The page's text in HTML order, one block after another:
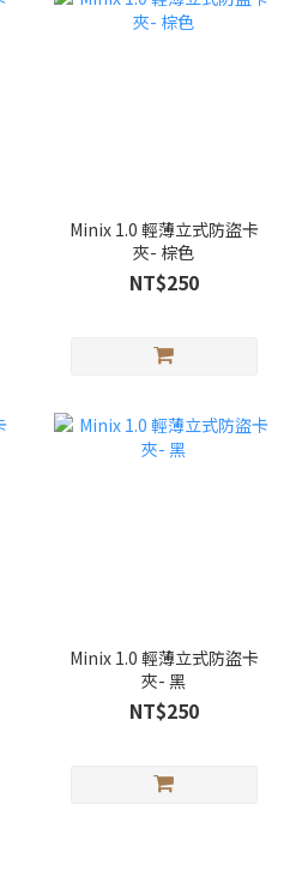
Minix 1.0 輕薄立式防盜卡
夾- 棕色
NT$250
Minix 1.0 輕薄立式防盜卡
夾- 黑
NT$250